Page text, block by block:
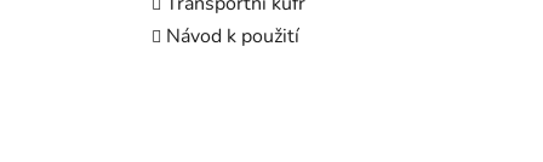
Návod k použití